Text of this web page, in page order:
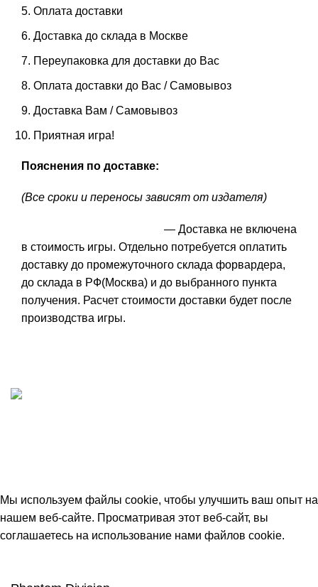
Оплата доставки
Доставка до склада в Москве
Переупаковка для доставки до Вас
Оплата доставки до Вас / Самовывоз
Доставка Вам / Самовывоз
Приятная игра!
Пояснения по доставке:
(Все сроки и переносы зависят от издателя)
— Доставка не включена
в стоимость игры. Отдельно потребуется оплатить
доставку до промежуточного склада форвардера,
до склада в РФ(Москва) и до выбранного пункта
получения. Расчет стоимости доставки будет после
производства игры.
Мы используем файлы cookie, чтобы улучшить ваш опыт на
нашем веб-сайте. Просматривая этот веб-сайт, вы
соглашаетесь на использование нами файлов cookie.